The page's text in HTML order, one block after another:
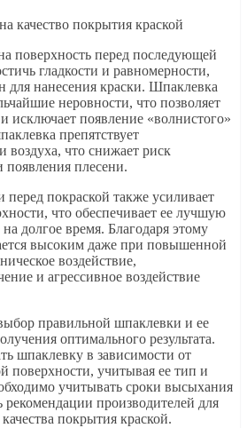
поверхность перед последующей
гладкости и равномерности,
для нанесения краски. Шпаклевка
неровности, что позволяет
исключает появление «волнистого»
препятствует
что снижает риск
появления плесени.
покраской также усиливает
что обеспечивает ее лучшую
долгое время. Благодаря этому
высоким даже при повышенной
воздействие,
и агрессивное воздействие
правильной шпаклевки и ее
оптимального результата.
шпаклевку в зависимости от
поверхности, учитывая ее тип и
учитывать сроки высыхания
производителей для
покрытия краской.